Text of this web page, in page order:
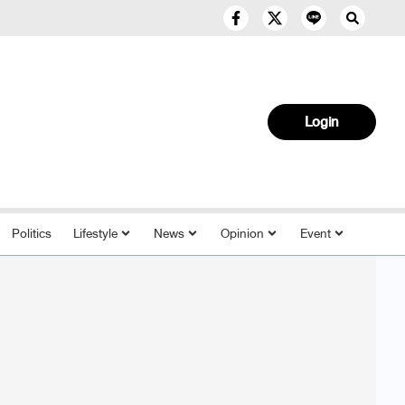
Login
Politics Lifestyle News Opinion Event